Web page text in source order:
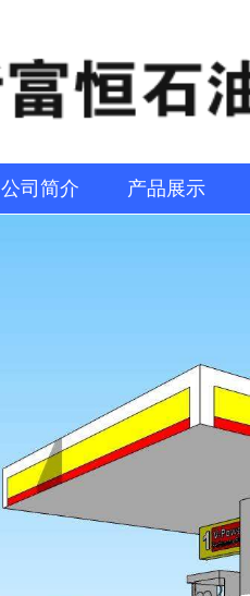
公司简介 产品展示